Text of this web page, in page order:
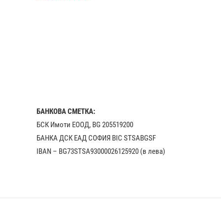
БАНКОВА СМЕТКА:
БСК Имоти ЕООД, BG 205519200
БАНКА ДСК EАД СОФИЯ BIC STSABGSF
IBAN – BG73STSA93000026125920 (в лева)